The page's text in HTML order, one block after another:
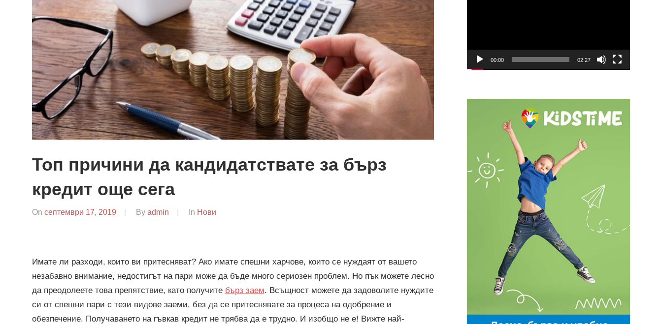
Топ причини да кандидатствате за бърз
кредит още сега
On септември 17, 2019 By admin In Нови
Имате ли разходи, които ви притесняват? Ако имате спешни харчове, които се нуждаят от вашето
незабавно внимание, недостигът на пари може да бъде много сериозен проблем. Но пък можете лесно
да преодолеете това препятствие, като получите бърз заем. Всъщност можете да задоволите нуждите
си от спешни пари с тези видове заеми, без да се притеснявате за процеса на одобрение и
обезпечение. Получаването на гъвкав кредит не трябва да е трудно. И изобщо не е! Вижте най-
00:00 02:27